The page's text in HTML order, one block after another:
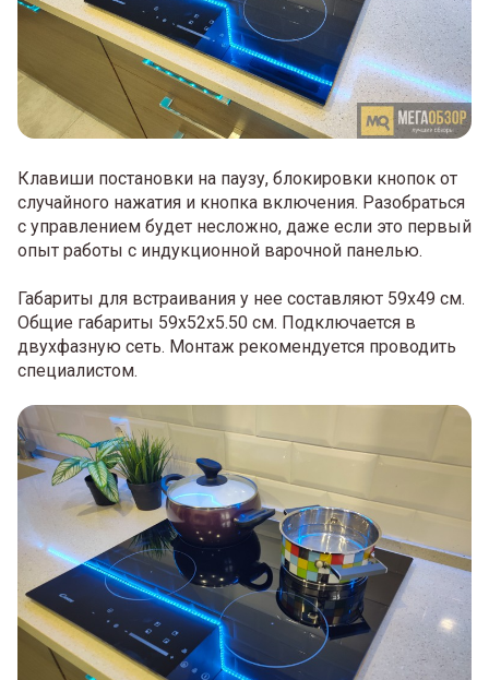
Клавиши постановки на паузу, блокировки кнопок от
случайного нажатия и кнопка включения. Разобраться
с управлением будет несложно, даже если это первый
опыт работы с индукционной варочной панелью.
Габариты для встраивания у нее составляют 59х49 см.
Общие габариты 59х52х5.50 см. Подключается в
двухфазную сеть. Монтаж рекомендуется проводить
специалистом.